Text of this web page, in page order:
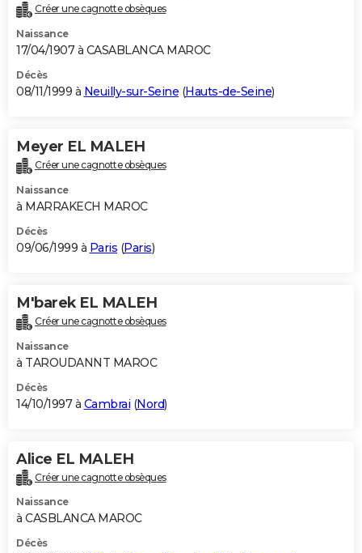
Créer une cagnotte obsèques
Naissance
17/04/1907 à CASABLANCA MAROC
Décès
08/11/1999 à Neuilly-sur-Seine (Hauts-de-Seine)
Meyer EL MALEH
Créer une cagnotte obsèques
Naissance
à MARRAKECH MAROC
Décès
09/06/1999 à Paris (Paris)
M'barek EL MALEH
Créer une cagnotte obsèques
Naissance
à TAROUDANNT MAROC
Décès
14/10/1997 à Cambrai (Nord)
Alice EL MALEH
Créer une cagnotte obsèques
Naissance
à CASBLANCA MAROC
Décès